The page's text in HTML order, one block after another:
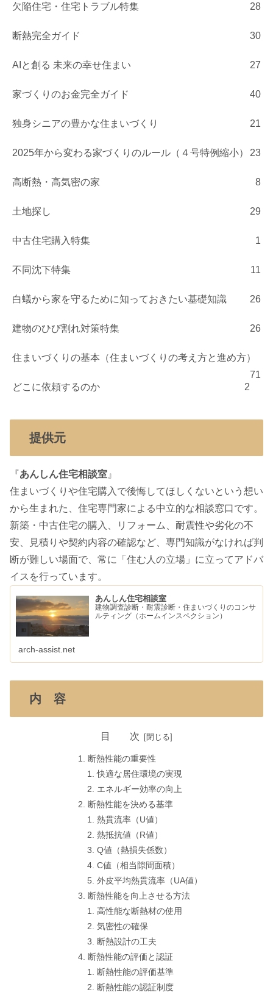
欠陥住宅・住宅トラブル特集 28
断熱完全ガイド 30
AIと創る 未来の幸せ住まい 27
家づくりのお金完全ガイド 40
独身シニアの豊かな住まいづくり 21
2025年から変わる家づくりのルール（４号特例縮小） 23
高断熱・高気密の家 8
土地探し 29
中古住宅購入特集 1
不同沈下特集 11
白蟻から家を守るために知っておきたい基礎知識 26
建物のひび割れ対策特集 26
住まいづくりの基本（住まいづくりの考え方と進め方）
71
どこに依頼するのか
2
提供元
『あんしん住宅相談室 』
住まいづくりや住宅購入で後悔してほしくないという想い
から生まれた、住宅専門家による中立的な相談窓口です。
新築・中古住宅の購入、リフォーム、耐震性や劣化の不
安、見積りや契約内容の確認など、専門知識がなければ判
断が難しい場面で、常に「住む人の立場」に立ってアドバ
イスを行っています。
あんしん住宅相談室
建物調査診断・耐震診断・住まいづくりのコンサ
ルティング（ホームインスペクション）
arch-assist.net
内 容
目 次
断熱性能の重要性
快適な居住環境の実現
エネルギー効率の向上
断熱性能を決める基準
熱貫流率（U値）
熱抵抗値（R値）
Q値（熱損失係数）
C値（相当隙間面積）
外皮平均熱貫流率（UA値）
断熱性能を向上させる方法
高性能な断熱材の使用
気密性の確保
断熱設計の工夫
断熱性能の評価と認証
断熱性能の評価基準
断熱性能の認証制度